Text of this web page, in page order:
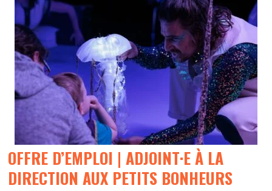
OFFRE D’EMPLOI | ADJOINT·E À LA
DIRECTION AUX PETITS BONHEURS